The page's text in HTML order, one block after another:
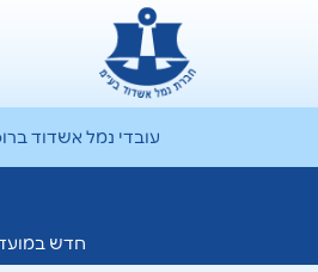
עובדי נמל אשדוד
חדש